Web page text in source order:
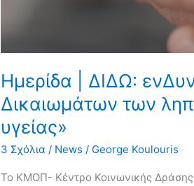
Ημερίδα | ΔΙΔΩ:
Δικαιωμάτων των
υγείας»
3 Σχόλια / News / George Koulouris
Το ΚΜΟΠ- Κέντρο Κοινωνικής